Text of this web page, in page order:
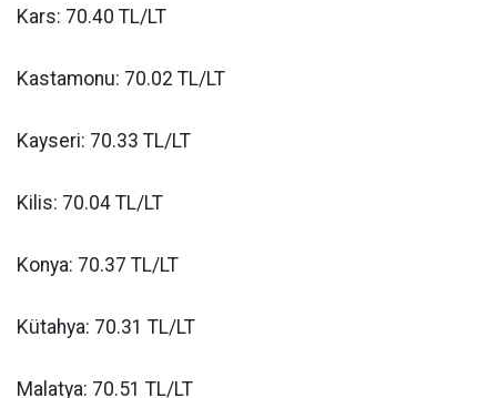
Kars: 70.40 TL/LT
Kastamonu: 70.02 TL/LT
Kayseri: 70.33 TL/LT
Kilis: 70.04 TL/LT
Konya: 70.37 TL/LT
Kütahya: 70.31 TL/LT
Malatya: 70.51 TL/LT